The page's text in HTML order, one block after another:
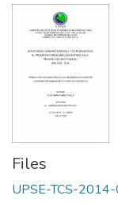
Files
UPSE-TCS-